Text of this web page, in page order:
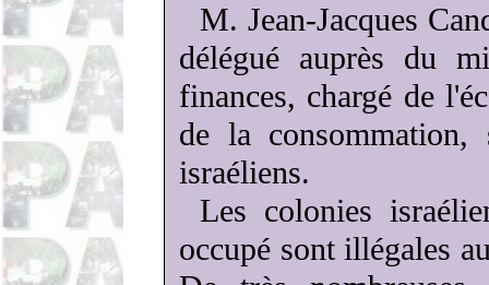
M. Jean-Jacques
délégué auprès du
finances, chargé de
de la consommation,
israéliens.
Les colonies
occupé sont illégales